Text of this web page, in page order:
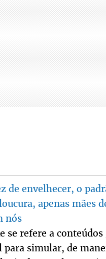
de envelhecer, o
apenas mães
nós
se refere a
simular, de